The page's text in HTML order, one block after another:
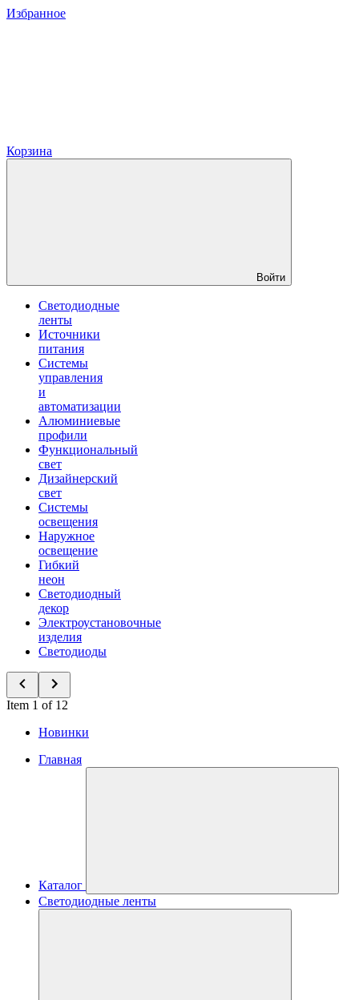
Избранное
Корзина
Войти
Светодиодные
ленты
Источники
питания
Системы
управления
и
автоматизации
Алюминиевые
профили
Функциональный
свет
Дизайнерский
свет
Системы
освещения
Наружное
освещение
Гибкий
неон
Светодиодный
декор
Электроустановочные
изделия
Светодиоды
Item 1 of 12
Новинки
Главная
Каталог
Светодиодные ленты